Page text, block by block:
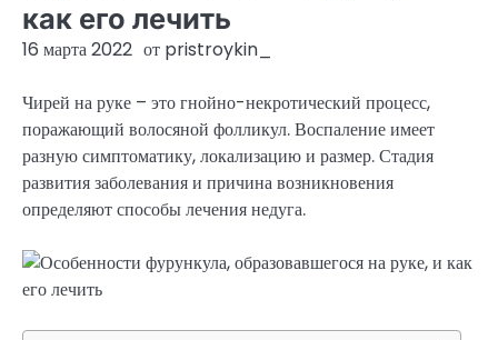
как его лечить
16 марта 2022 от pristroykin_
Чирей на руке – это гнойно-некротический процесс,
поражающий волосяной фолликул. Воспаление имеет
разную симптоматику, локализацию и размер. Стадия
развития заболевания и причина возникновения
определяют способы лечения недуга.